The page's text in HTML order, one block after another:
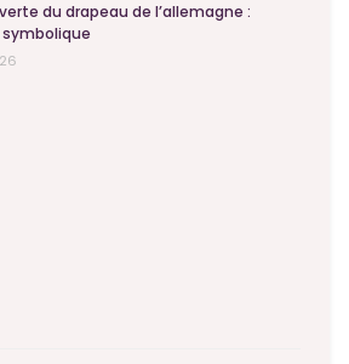
du drapeau de l’allemagne :